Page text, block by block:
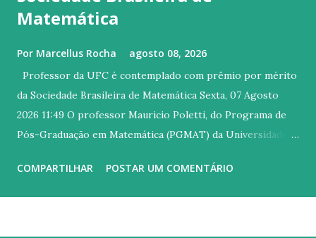
Matemática
Por Marcellus Rocha agosto 08, 2026
Professor da UFC é contemplado com prêmio por mérito
da Sociedade Brasileira de Matemática Sexta, 07 Agosto
2026 11:49 O professor Mauricio Poletti, do Programa de
Pós-Graduação em Matemática (PGMAT) da Universidade
SBM 2026 , concedido pela Sociedade Brasileira de
COMPARTILHAR POSTAR UM COMENTÁRIO